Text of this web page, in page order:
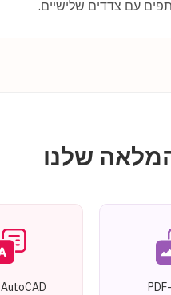
עם צדדים שלישיים.
שלנו
AutoCAD ל-PDF